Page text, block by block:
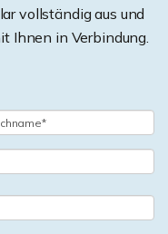
vollständig aus und
Ihnen in Verbindung.